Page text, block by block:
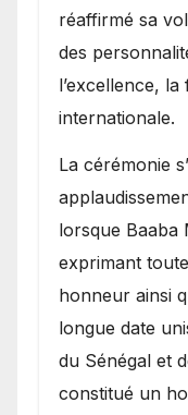
réaffirmé sa
des
l’excellence,
internationale.
​La cérémonie
lorsque Baaba
exprimant
honneur ainsi
longue date
du Sénégal et
constitué un